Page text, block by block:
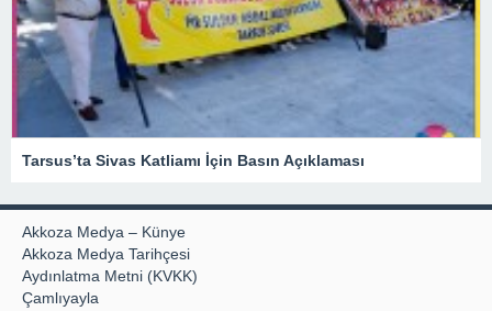
Tarsus’ta Sivas Katliamı İçin Basın Açıklaması
Akkoza Medya – Künye
Akkoza Medya Tarihçesi
Aydınlatma Metni (KVKK)
Çamlıyayla